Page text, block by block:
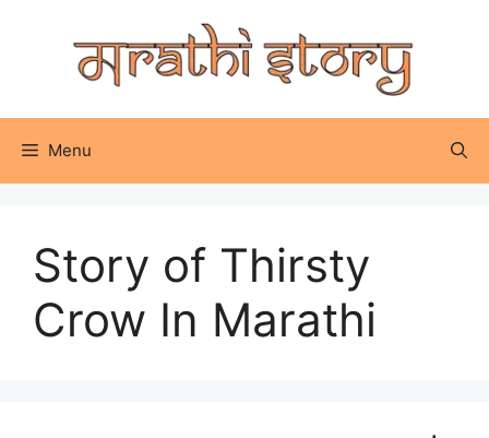
Menu
Story of Thirsty
Crow In Marathi